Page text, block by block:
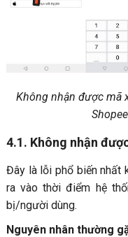
Không nhận được mã
4.1. Không nhận
Đây là lỗi phổ biến nhất
ra vào thời điểm hệ
bị/người dùng.
Nguyên nhân thường